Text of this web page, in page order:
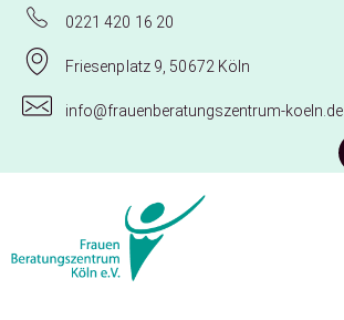
0221 420 16 20
Friesenplatz 9, 50672 Köln
info@frauenberatungszentrum-koeln.de